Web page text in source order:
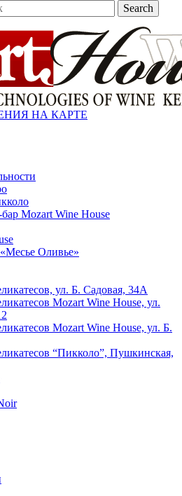
Search
НА КАРТЕ
Mozart Wine House
Оливье»
ул. Б. Садовая, 34А
Mozart Wine House, ул.
Mozart Wine House, ул. Б.
“Пикколо”, Пушкинская,